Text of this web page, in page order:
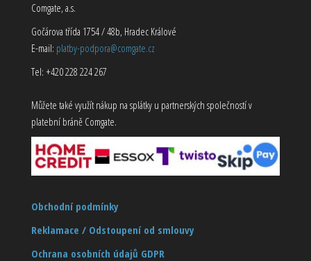
Comgate, a.s.
Gočárova třída 1754 / 48b, Hradec Králové
E-mail: platby-podpora@comgate.cz
Tel: +420 228 224 267
Můžete také využít nákup na splátky u partnerských společností v
platební bráně Comgate.
Obchodní podmínky
Reklamace / Odstoupení od smlouvy
Ochrana osobních údajů GDPR